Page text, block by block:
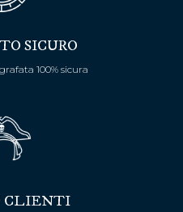
SICURO
100% sicura
CLIENTI